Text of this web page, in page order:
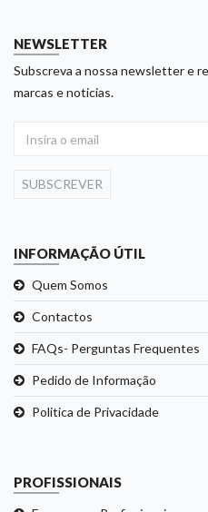
NEWSLETTER
Subscreva a nossa newsletter e
marcas e noticias.
SUBSCREVER
INFORMAÇÃO ÚTIL
Quem Somos
Contactos
FAQs- Perguntas Frequentes
Pedido de Informação
Politica de Privacidade
PROFISSIONAIS